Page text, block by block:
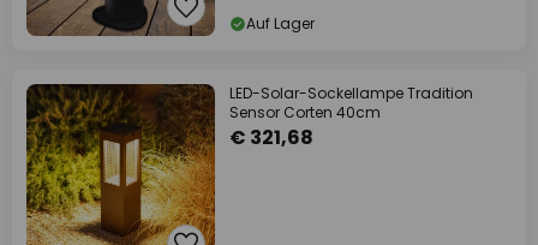
Auf Lager
LED-Solar-Sockellampe Tradition
Sensor Corten 40cm
€ 321,68